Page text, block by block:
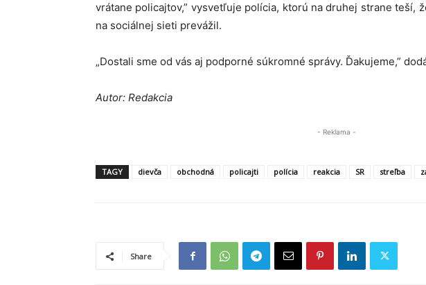
vrátane policajtov,” vysvetľuje polícia, ktorú na druhej strane teší,
na sociálnej sieti prevážil.
„Dostali sme od vás aj podporné súkromné správy. Ďakujeme,”
Autor: Redakcia
- Reklama -
TAGY dievča obchodná policajti polícia reakcia SR streľba
Share